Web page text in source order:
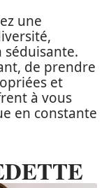
une
séduisante.
de prendre
et
à vous
en constante